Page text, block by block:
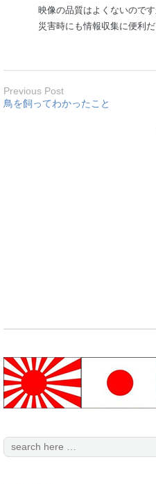
映像の品質はよくないので
災害時にも情報収集に便利だ
Previous Post
鳥を飼ってわかったこと